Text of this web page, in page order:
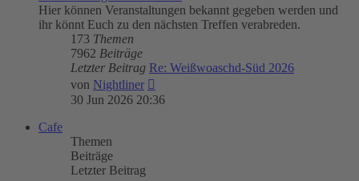
Hier können Veranstaltungen bekannt gegeben werden und
ihr könnt Euch zu den nächsten Treffen verabreden.
173 Themen
7962 Beiträge
Letzter Beitrag Re: Weißwoaschd-Süd 2026
von Nightliner
Beitrag
30 Jun 2026 20:36
Cafe
Themen
Beiträge
Letzter Beitrag